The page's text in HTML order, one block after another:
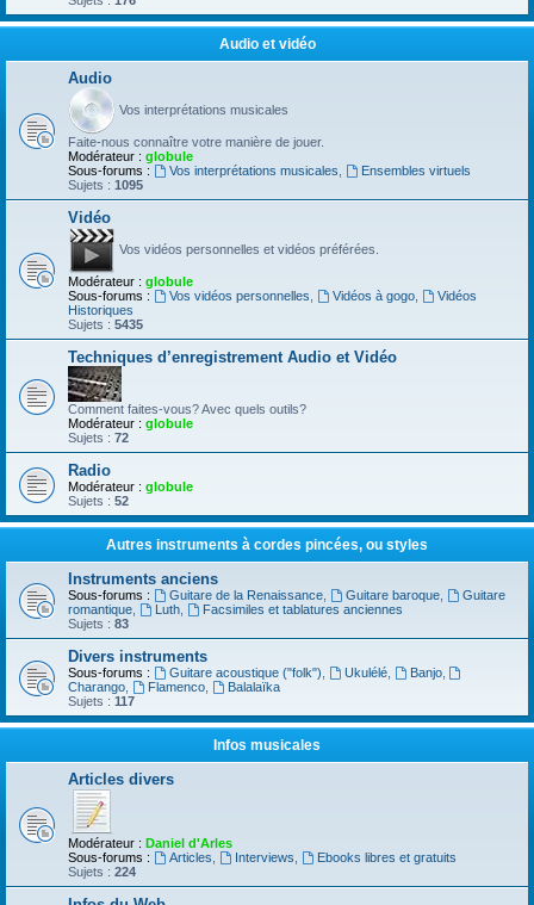
Audio et vidéo
Audio
Vos interprétations musicales
Faite-nous connaître votre manière de jouer.
Modérateur : globule
Sous-forums :
Vos interprétations musicales
Ensembles virtuels
Sujets : 1095
Vidéo
Vos vidéos personnelles et vidéos préférées.
Modérateur : globule
Sous-forums :
Vos vidéos personnelles Vidéos à gogo,
Vidéos
Historiques
Sujets : 5435
Techniques d’enregistrement Audio et Vidéo
Comment faites-vous? Avec quels outils?
Modérateur : globule
Sujets : 72
Radio
Modérateur : globule
Sujets : 52
Autres instruments à cordes pincées, ou styles
Instruments anciens
Sous-forums : Guitare de la Renaissance, Guitare baroque,
Guitare
romantique
Luth,
Facsimiles et tablatures anciennes
Sujets : 83
Divers instruments
Sous-forums : Guitare acoustique ("folk") Ukulélé, Banjo,
Charango
Flamenco,
Balalaïka
Sujets : 117
Infos musicales
Articles divers
Modérateur : Daniel d'Arles
Sous-forums :
Articles Interviews
Ebooks libres et gratuits
Sujets : 224